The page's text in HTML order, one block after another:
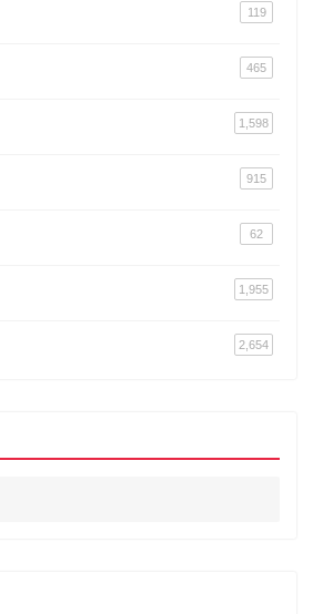
119
465
1,598
915
62
1,955
2,654